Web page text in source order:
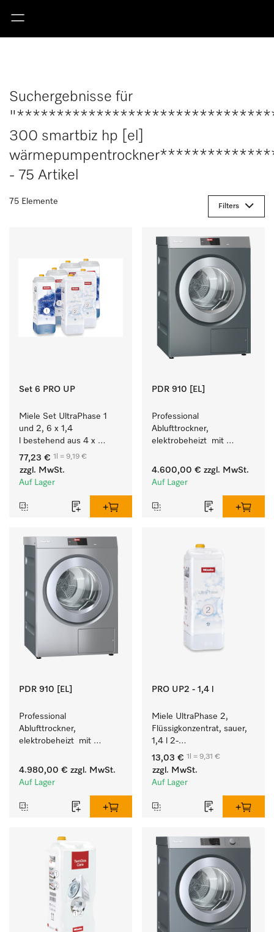
Suchergebnisse für
300 smartbiz hp [el]
- 75 Artikel
75 Elemente
Filters
Set 6 PRO UP
Miele Set UltraPhase 1
und 2, 6 x 1,4
l bestehend aus 4 x
UltraPhase 1 und 2 x
UltraPhase 2.
77,23 € 1l = 9,19 €
zzgl. MwSt.
Auf Lager
PDR 910 [EL]
Professional
Ablufttrockner,
elektrobeheizt  mit
Steuerung M Touch Pro
für höchste Flexibilität.
4.600,00 € zzgl. MwSt.
Auf Lager
PDR 910 [EL]
Professional
Ablufttrockner,
elektrobeheizt  mit
Steuerung M Touch Pro
für höchste Flexibilität.
4.980,00 € zzgl. MwSt.
Auf Lager
PRO UP2 - 1,4 l
Miele UltraPhase 2,
Flüssigkonzentrat, sauer,
1,4 l 2-
Komponentenwaschmittel
für Buntes, Weißes und
Feines.
13,03 € 1l = 9,31 €
zzgl. MwSt.
Auf Lager